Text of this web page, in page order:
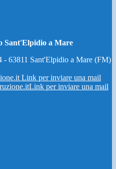
Sant'Elpidio a Mare
- 63811 Sant'Elpidio a Mare (FM)
Link per inviare una mail
Link per inviare una mail